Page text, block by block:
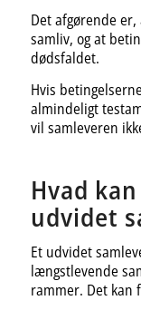
Det afgørende
samliv, og at
dødsfaldet.
Hvis
almindeligt
vil samleveren
Hvad
udvidet
Et udvidet
længstlevende
rammer. Det kan